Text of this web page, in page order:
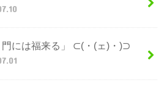
門には福来る」 ⊂(・(ェ)・)⊃